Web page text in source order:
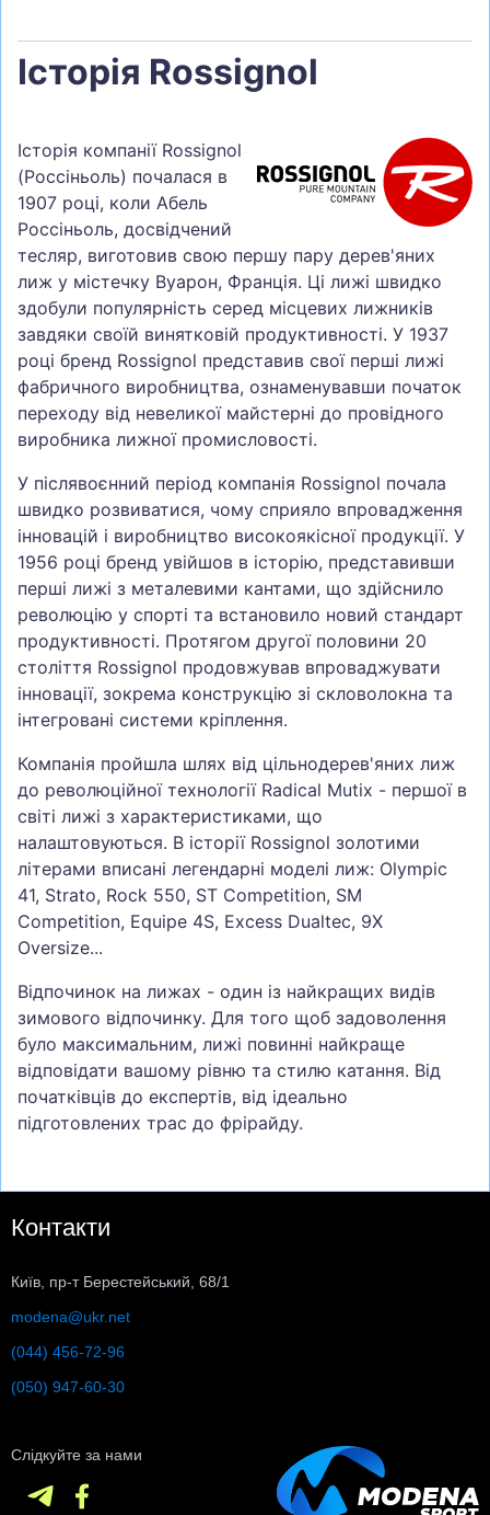
Історія Rossignol
Історія компанії Rossignol
(Россіньоль) почалася в
1907 році, коли Абель
Россіньоль, досвідчений
тесляр, виготовив свою першу пару дерев'яних
лиж у містечку Вуарон, Франція. Ці лижі швидко
здобули популярність серед місцевих лижників
завдяки своїй винятковій продуктивності. У 1937
році бренд Rossignol представив свої перші лижі
фабричного виробництва, ознаменувавши початок
переходу від невеликої майстерні до провідного
виробника лижної промисловості.
У післявоєнний період компанія Rossignol почала
швидко розвиватися, чому сприяло впровадження
інновацій і виробництво високоякісної продукції. У
1956 році бренд увійшов в історію, представивши
перші лижі з металевими кантами, що здійснило
революцію у спорті та встановило новий стандарт
продуктивності. Протягом другої половини 20
століття Rossignol продовжував впроваджувати
інновації, зокрема конструкцію зі скловолокна та
інтегровані системи кріплення.
Компанія пройшла шлях від цільнодерев'яних лиж
до революційної технології Radical Mutix - першої в
світі лижі з характеристиками, що
налаштовуються. В історії Rossignol золотими
літерами вписані легендарні моделі лиж: Olympic
41, Strato, Rock 550, ST Competition, SM
Competition, Equipe 4S, Excess Dualtec, 9X
Oversize...
Відпочинок на лижах - один із найкращих видів
зимового відпочинку. Для того щоб задоволення
було максимальним, лижі повинні найкраще
відповідати вашому рівню та стилю катання. Від
початківців до експертів, від ідеально
підготовлених трас до фрірайду.
Контакти
Київ, пр-т Берестейський, 68/1
modena@ukr.net
(044) 456-72-96
(050) 947-60-30
Слідкуйте за нами